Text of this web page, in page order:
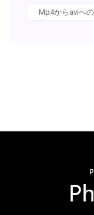
Mp4からaviへ